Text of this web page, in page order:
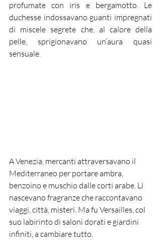
profumate con iris e bergamotto. Le
duchesse indossavano guanti impregnati
di miscele segrete che, al calore della
pelle, sprigionavano un’aura quasi
sensuale.
A Venezia, mercanti attraversavano il
Mediterraneo per portare ambra,
benzoino e muschio dalle corti arabe. Lì
nascevano fragranze che raccontavano
viaggi, città, misteri. Ma fu Versailles, col
suo labirinto di saloni dorati e giardini
infiniti, a cambiare tutto.